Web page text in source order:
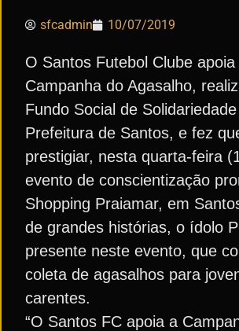
sfcadmin 10/07/2019
O Santos Futebol Clube apoia
Campanha do Agasalho,
Fundo Social de
Prefeitura de Santos, e fez
prestigiar, nesta quarta-feira
evento de conscientização
Shopping Praiamar, em
de grandes histórias, o ídolo
presente neste evento, que
coleta de agasalhos para
carentes.
“O Santos FC apoia a